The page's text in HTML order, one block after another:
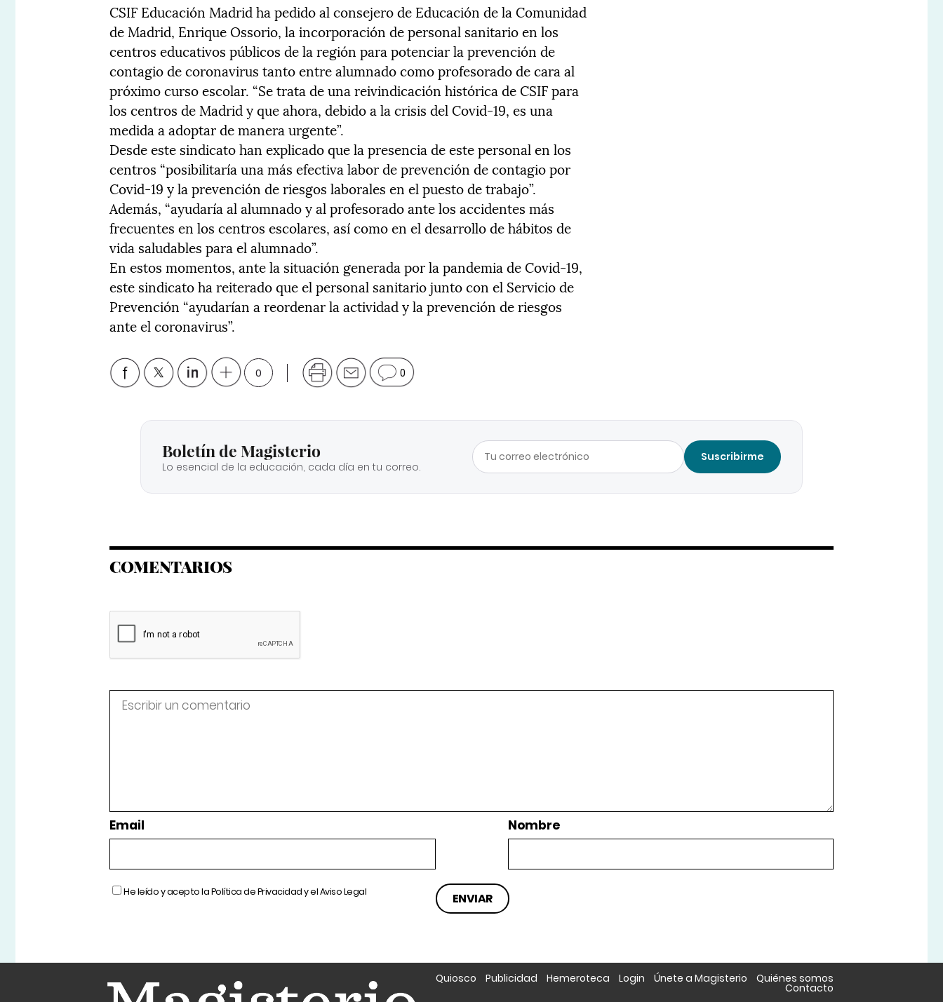
CSIF Educación Madrid ha pedido al consejero de Educación de la Comunidad
de Madrid, Enrique Ossorio, la incorporación de personal sanitario en los
centros educativos públicos de la región para potenciar la prevención de
contagio de coronavirus tanto entre alumnado como profesorado de cara al
próximo curso escolar. “Se trata de una reivindicación histórica de CSIF para
los centros de Madrid y que ahora, debido a la crisis del Covid-19, es una
medida a adoptar de manera urgente”.
Desde este sindicato han explicado que la presencia de este personal en los
centros “posibilitaría una más efectiva labor de prevención de contagio por
Covid-19 y la prevención de riesgos laborales en el puesto de trabajo”.
Además, “ayudaría al alumnado y al profesorado ante los accidentes más
frecuentes en los centros escolares, así como en el desarrollo de hábitos de
vida saludables para el alumnado”.
En estos momentos, ante la situación generada por la pandemia de Covid-19,
este sindicato ha reiterado que el personal sanitario junto con el Servicio de
Prevención “ayudarían a reordenar la actividad y la prevención de riesgos
ante el coronavirus”.
0 0
Boletín de Magisterio
Lo esencial de la educación, cada día en tu correo.
Suscribirme
COMENTARIOS
Email Nombre
He leído y acepto laPolítica de Privacidady elAviso Legal
Quiosco Publicidad Hemeroteca Login Únete a Magisterio Quiénes somos
Contacto